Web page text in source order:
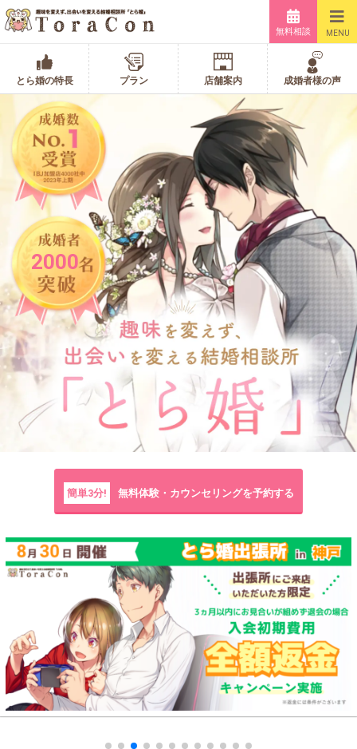
無料相談 MENU
とら婚の特長 プラン 店舗案内 成婚者様の声
2000
簡単3分! 無料体験・カウンセリングを予約する